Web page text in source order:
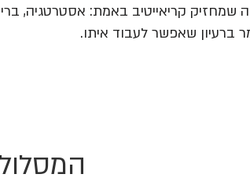
שמחזיק קריאייטיב באמת: אסטרטגיה,
ברעיון שאפשר לעבוד איתו.